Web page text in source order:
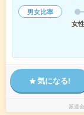
男女比率
女性
気になる!
派遣